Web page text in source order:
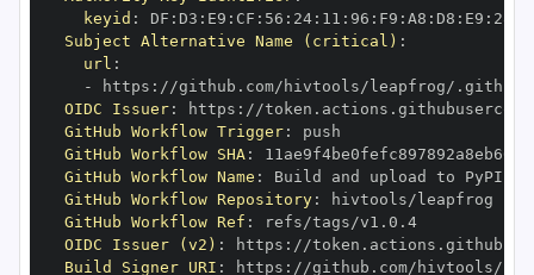
keyid : DF : D3 : E9 : CF : 56 : 24: 11 : 96 : F9 : A8 : D8 : E9 : 28
Subject Alternative Name (critical) :
url :
-
https : //github.com/hivtools/leapfrog/.github/
OIDC Issuer: https :
GitHub Workflow Trigger:
GitHub Workflow SHA:
GitHub Workflow Name :
GitHub Workflow Repository:
GitHub Workflow Ref :
refs/tags/v1.0.4
OIDC Issuer (v2) : https :
Build Signer URI : https : //github.com/hivtools/